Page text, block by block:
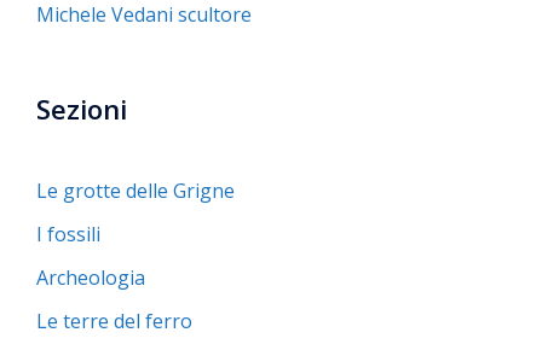
Michele Vedani scultore
Sezioni
Le grotte delle Grigne
I fossili
Archeologia
Le terre del ferro